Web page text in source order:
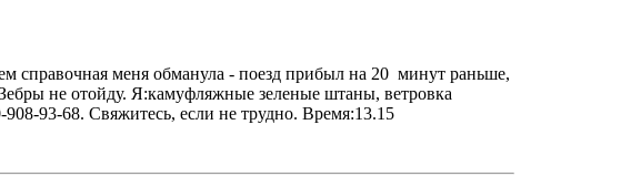
справочная меня обманула - поезд прибыл на 20 минут раньше,
не отойду. Я:камуфляжные зеленые штаны, ветровка
93-68. Свяжитесь, если не трудно. Время:13.15